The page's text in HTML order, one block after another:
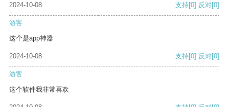
2024-10-08 支持[0] 反对[0]
游客
这个是app神器
2024-10-08 支持[0] 反对[0]
游客
这个软件我非常喜欢